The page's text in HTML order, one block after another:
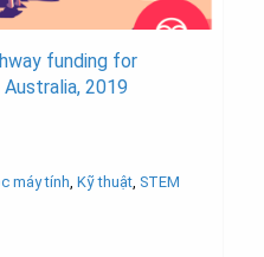
funding for
2019
máy tính, Kỹ thuật, STEM